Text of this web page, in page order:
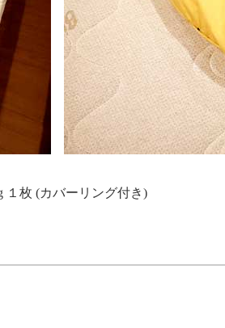
枚 (カバーリング付き)